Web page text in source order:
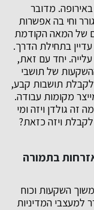
מדובר
וחי בה אפשרות
של המאה הקודמת
בתחילת הדרך.
יחד עם זאת,
של תושבי
לקבלת תושבות קבע,
מקומות עבודה.
זה גולדן ויזה ומי
ויזה כזאת?
בתמורה
השקעות וכוח
למעצבי המדיניות